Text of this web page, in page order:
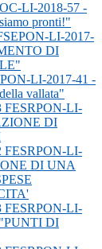
LI-2018-57 -
pronti!"
LI-2017-
DI
LI-2017-41 -
vallata"
FESRPON-LI-
DI
FESRPON-LI-
DI UNA
FESRPON-LI-
DI